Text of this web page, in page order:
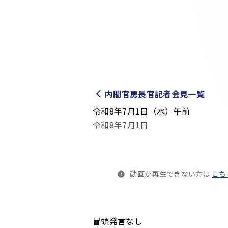
内閣官房長官記者会見一覧
令和8年7月1日（水）午前
令和8年7月1日
動画が再生できない方は こ
冒頭発言なし